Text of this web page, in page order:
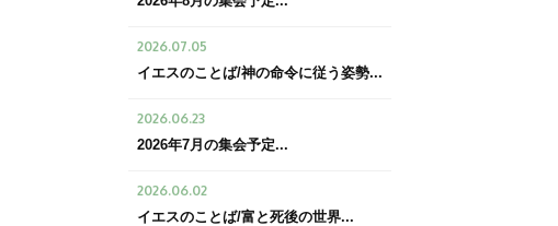
2026.07.05
イエスのことば/神の命令に従う姿勢...
2026.06.23
2026年7月の集会予定...
2026.06.02
イエスのことば/富と死後の世界...